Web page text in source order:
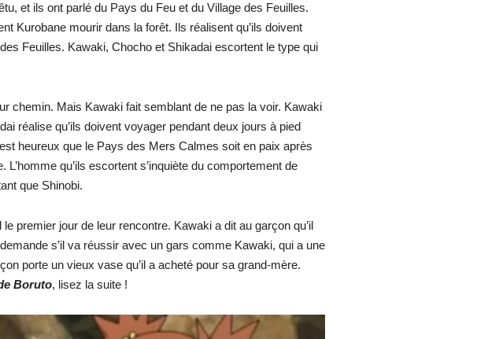
et ils ont parlé du Pays du Feu et du Village des Feuilles.
Kurobane mourir dans la forêt. Ils réalisent qu’ils doivent
Feuilles. Kawaki, Chocho et Shikadai escortent le type qui
chemin. Mais Kawaki fait semblant de ne pas la voir. Kawaki
réalise qu’ils doivent voyager pendant deux jours à pied
heureux que le Pays des Mers Calmes soit en paix après
qu’ils escortent s’inquiète du comportement de
que Shinobi.
premier jour de leur rencontre. Kawaki a dit au garçon qu’il
s’il va réussir avec un gars comme Kawaki, qui a une
porte un vieux vase qu’il a acheté pour sa grand-mère.
Boruto, lisez la suite !